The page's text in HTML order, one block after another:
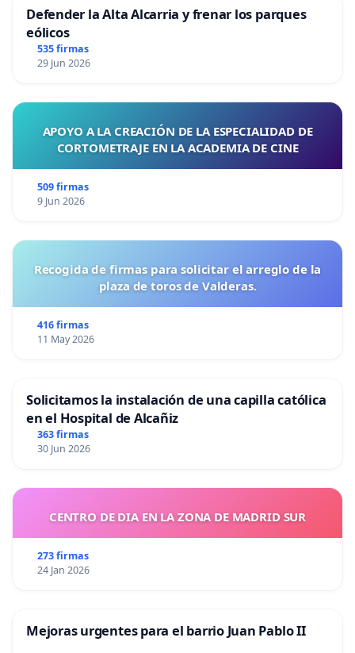
Defender la Alta Alcarria y frenar los parques
eólicos
535 firmas
29 Jun 2026
APOYO A LA CREACIÓN DE LA ESPECIALIDAD DE
CORTOMETRAJE EN LA ACADEMIA DE CINE
509 firmas
9 Jun 2026
Recogida de firmas para solicitar el arreglo de la
plaza de toros de Valderas.
416 firmas
11 May 2026
Solicitamos la instalación de una capilla católica
en el Hospital de Alcañiz
363 firmas
30 Jun 2026
CENTRO DE DIA EN LA ZONA DE MADRID SUR
273 firmas
24 Jan 2026
Mejoras urgentes para el barrio Juan Pablo II